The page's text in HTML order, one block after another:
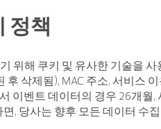
정책
위해 쿠키 및 유사한 기술을 사
삭제됨), MAC 주소, 서비스
이벤트 데이터의 경우 26개월,
, 당사는 향후 모든 데이터 수